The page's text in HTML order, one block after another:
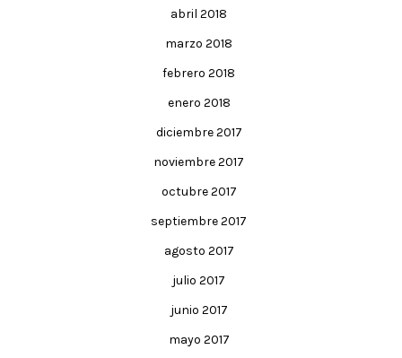
abril 2018
marzo 2018
febrero 2018
enero 2018
diciembre 2017
noviembre 2017
octubre 2017
septiembre 2017
agosto 2017
julio 2017
junio 2017
mayo 2017